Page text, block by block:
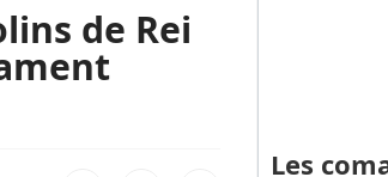
de Rei
Les